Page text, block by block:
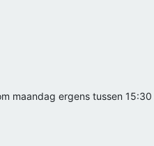
maandag ergens tussen